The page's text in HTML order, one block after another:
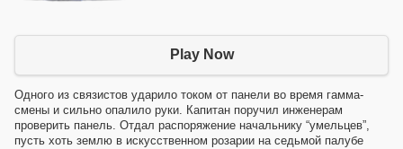
Play Now
Одного из связистов ударило током от панели во время гамма-
смены и сильно опалило руки. Капитан поручил инженерам
проверить панель. Отдал распоряжение начальнику “умельцев”,
пусть хоть землю в искусственном розарии на седьмой палубе